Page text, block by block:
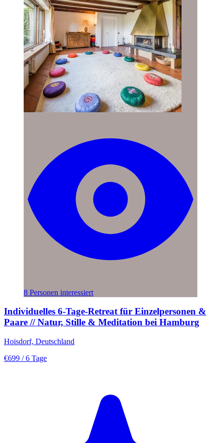
8 Personen interessiert
Individuelles 6-Tage-Retreat für Einzelpersonen &
Paare // Natur, Stille & Meditation bei Hamburg
Hoisdorf, Deutschland
€699 / 6 Tage